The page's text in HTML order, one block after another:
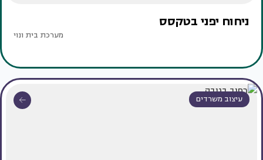
ניחוח יפני בטקסס ‏
מערכת בית ונוי
עיצוב משרדים